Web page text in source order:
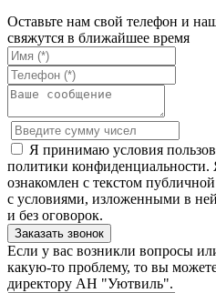
Оставьте нам свой телефон и
свяжутся в ближайшее время
Я принимаю условия
политики
ознакомлен с текстом
с условиями, изложенными в
и без оговорок.
Если у вас возникли вопросы
какую-то проблему, то вы
директору АН "Уютвиль".